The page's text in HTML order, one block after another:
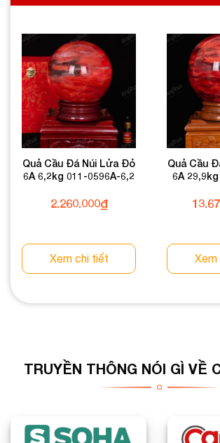
Quả Cầu Đá Núi Lửa Đỏ
6A 6,2kg 011-0596A-6,2
2.260.000₫
Xem chi tiết
Quả Cầu
6A
TRUYỀN THÔNG NÓI GÌ VỀ